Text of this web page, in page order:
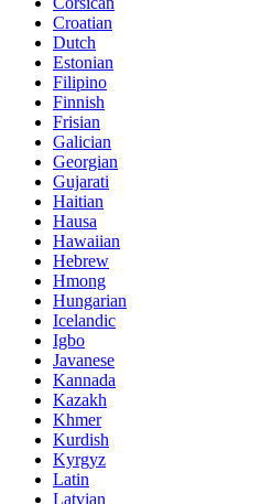
Croatian
Dutch
Estonian
Filipino
Finnish
Frisian
Galician
Georgian
Gujarati
Haitian
Hausa
Hawaiian
Hebrew
Hmong
Hungarian
Icelandic
Igbo
Javanese
Kannada
Kazakh
Khmer
Kurdish
Kyrgyz
Latin
Latvian